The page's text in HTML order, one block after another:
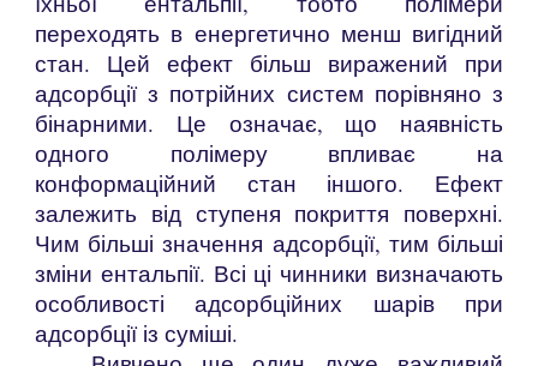
переходять в енергетично менш вигідний
стан. Цей ефект більш виражений при
адсорбції з потрійних систем порівняно з
бінарними. Це означає, що наявність
одного полімеру впливає на
конформаційний стан іншого. Ефект
залежить від ступеня покриття поверхні.
Чим більші значення адсорбції, тим більші
зміни ентальпії. Всі ці чинники визначають
особливості адсорбційних шарів при
адсорбції із суміші.